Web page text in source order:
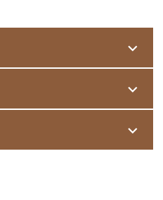
Witterungsschäden.
ideale Lösung. Die leicht
Belag verlegt
Stützen vor das Gebäude